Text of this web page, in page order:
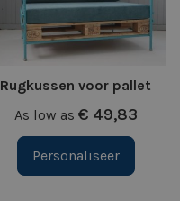
Rugkussen voor pallet
As low as € 49,83
Personaliseer